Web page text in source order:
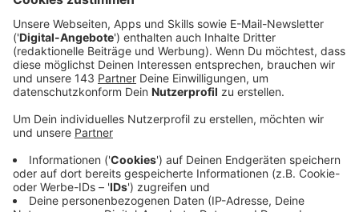
Anzeige
SPD-Spitzenkandidat Thomas Kutschaty kommt am
Montag nach Gevelsberg und an die Uni Witten/
Herdecke. Er unterstützt den Landtagswahlkampf der
heimischen sozialdemokratischen Kandidatinnen Ina
Blumenthal und Nadja Büteführ. Thomas Kutschaty
plant einen Spaziergang über die Gevelsberger